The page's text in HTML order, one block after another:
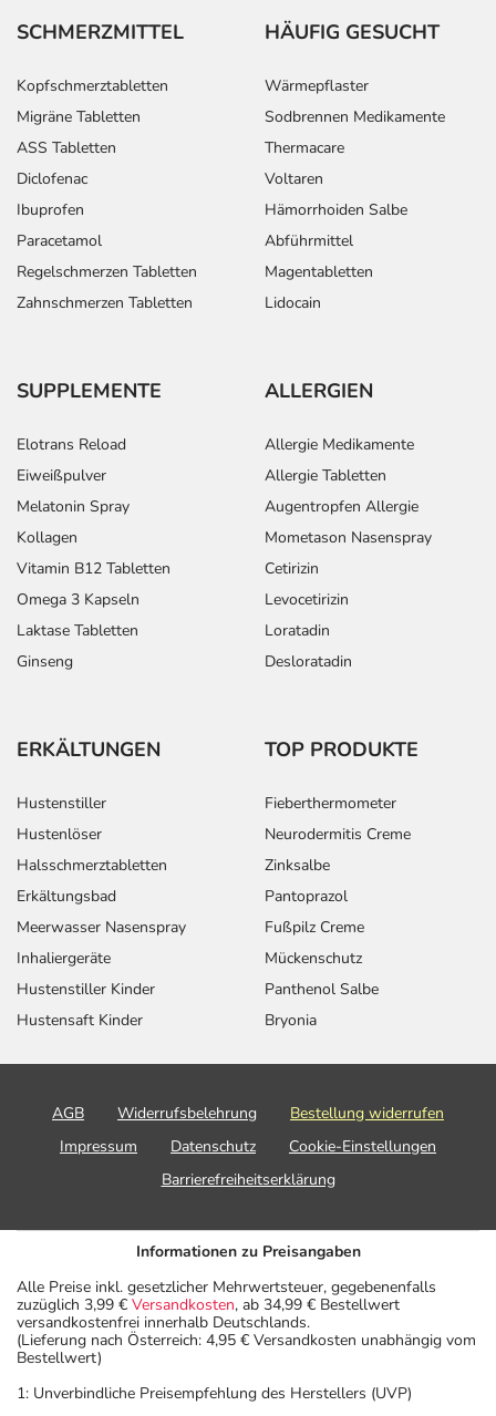
SCHMERZMITTEL
Kopfschmerztabletten
Migräne Tabletten
ASS Tabletten
Diclofenac
Ibuprofen
Paracetamol
Regelschmerzen Tabletten
Zahnschmerzen Tabletten
HÄUFIG GESUCHT
Wärmepflaster
Sodbrennen Medikamente
Thermacare
Voltaren
Hämorrhoiden Salbe
Abführmittel
Magentabletten
Lidocain
SUPPLEMENTE
Elotrans Reload
Eiweißpulver
Melatonin Spray
Kollagen
Vitamin B12 Tabletten
Omega 3 Kapseln
Laktase Tabletten
Ginseng
ALLERGIEN
Allergie Medikamente
Allergie Tabletten
Augentropfen Allergie
Mometason Nasenspray
Cetirizin
Levocetirizin
Loratadin
Desloratadin
ERKÄLTUNGEN
Hustenstiller
Hustenlöser
Halsschmerztabletten
Erkältungsbad
Meerwasser Nasenspray
Inhaliergeräte
Hustenstiller Kinder
Hustensaft Kinder
TOP PRODUKTE
Fieberthermometer
Neurodermitis Creme
Zinksalbe
Pantoprazol
Fußpilz Creme
Mückenschutz
Panthenol Salbe
Bryonia
AGB Widerrufsbelehrung
Bestellung widerrufen
Impressum
Datenschutz
Cookie-Einstellungen
Barrierefreiheitserklärung
Informationen zu Preisangaben
Alle Preise inkl. gesetzlicher Mehrwertsteuer, gegebenenfalls
zuzüglich 3,99 € Versandkosten, ab 34,99 € Bestellwert
versandkostenfrei innerhalb Deutschlands.
(Lieferung nach Österreich: 4,95 € Versandkosten unabhängig vom
Bestellwert)
1: Unverbindliche Preisempfehlung des Herstellers (UVP)